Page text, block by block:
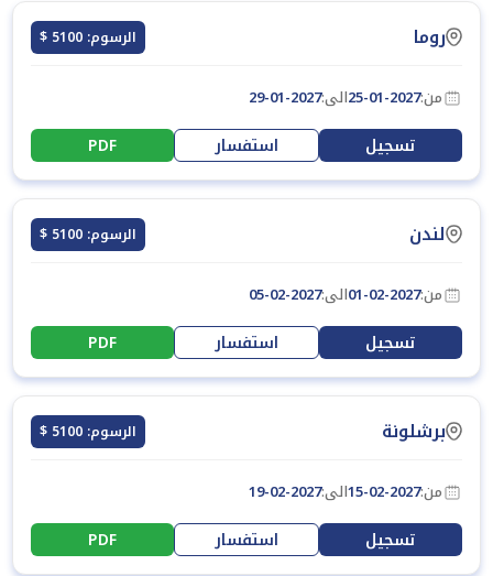
روما الرسوم: 5100 $
من:25-01-2027الى:29-01-2027
تسجيل استفسار PDF
لندن الرسوم: 5100 $
من:01-02-2027الى:05-02-2027
تسجيل استفسار PDF
برشلونة الرسوم: 5100 $
من:15-02-2027الى:19-02-2027
تسجيل استفسار PDF